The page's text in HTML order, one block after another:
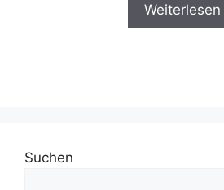
Weiterlesen
Suchen